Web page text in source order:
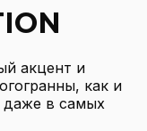
акцент и
как и
в самых